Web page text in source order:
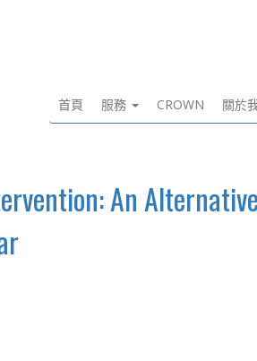
首頁 服務 CROWN 關於
An